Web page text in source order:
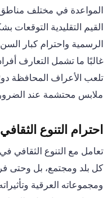
المواعدة في مختلف
القيم التقليدية
الرسمية واحترام كبار
غالبًا ما تشمل التعارف
تلعب الأعراف المحافظة
ملابس محتشمة عند
احترام التنوع الثقافي
تعامل مع التنوع الثقافي
كل بلد ومجتمع، بل وحتى
ومجموعاته العرقية